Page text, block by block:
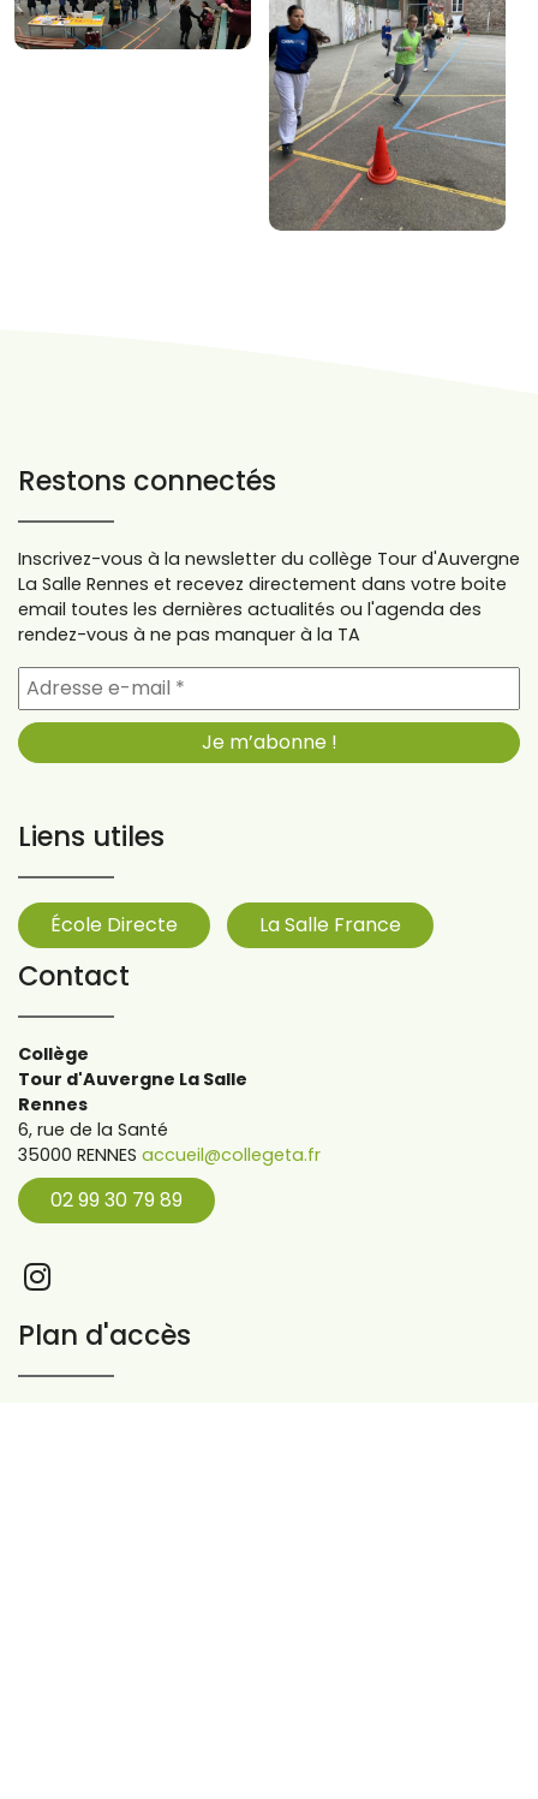
Restons connectés
Inscrivez-vous à la newsletter du collège Tour d'Auvergne
La Salle Rennes et recevez directement dans votre boite
email toutes les dernières actualités ou l'agenda des
rendez-vous à ne pas manquer à la TA
Liens utiles
École Directe La Salle France
Contact
Collège
Tour d'Auvergne La Salle
Rennes
6, rue de la Santé
35000 RENNES accueil@collegeta.fr
02 99 30 79 89
Plan d'accès